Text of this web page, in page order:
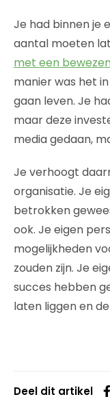
Je had binnen je
aantal moeten
met een
manier was het
gaan leven. Je
maar deze
media gedaan,
Je verhoogt
organisatie. Je
betrokken
ook. Je eigen
mogelijkheden
zouden zijn. Je
succes hebben
laten liggen en
Deel dit artikel